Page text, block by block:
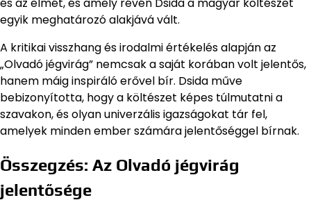
egyik meghatározó alakjává vált.
A kritikai visszhang és irodalmi értékelés alapján az
„Olvadó jégvirág” nemcsak a saját korában volt jelentős,
hanem máig inspiráló erővel bír. Dsida műve
bebizonyította, hogy a költészet képes túlmutatni a
szavakon, és olyan univerzális igazságokat tár fel,
amelyek minden ember számára jelentőséggel bírnak.
Összegzés: Az Olvadó jégvirág
jelentősége